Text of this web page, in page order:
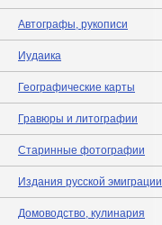
Автографы, рукописи
Иудаика
Географические карты
Гравюры и литографии
Старинные фотографии
Издания русской эмиграции
Домоводство, кулинария